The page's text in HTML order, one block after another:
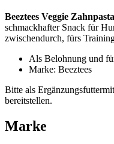
Beeztees Veggie
schmackhafter Snack für
zwischendurch, fürs
Als Belohnung und
Marke: Beeztees
Bitte als
bereitstellen.
Marke